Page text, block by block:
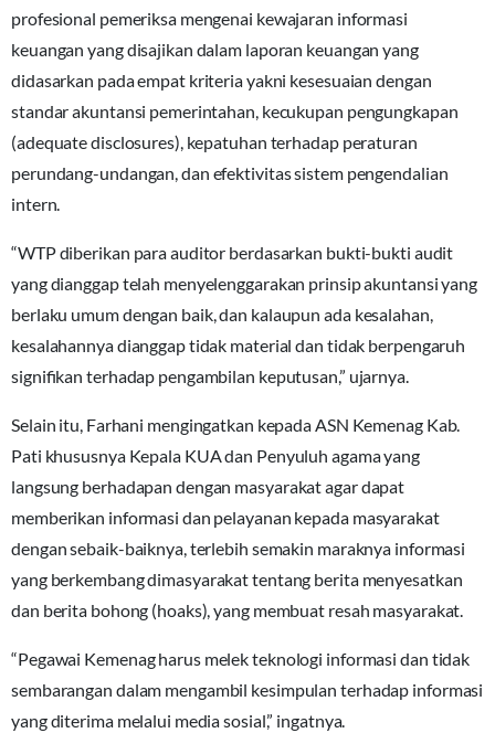
profesional pemeriksa mengenai kewajaran informasi
keuangan yang disajikan dalam laporan keuangan yang
didasarkan pada empat kriteria yakni kesesuaian dengan
standar akuntansi pemerintahan, kecukupan pengungkapan
(adequate disclosures), kepatuhan terhadap peraturan
perundang-undangan, dan efektivitas sistem pengendalian
intern.
“WTP diberikan para auditor berdasarkan bukti-bukti audit
yang dianggap telah menyelenggarakan prinsip akuntansi yang
berlaku umum dengan baik, dan kalaupun ada kesalahan,
kesalahannya dianggap tidak material dan tidak berpengaruh
signifikan terhadap pengambilan keputusan,” ujarnya.
Selain itu, Farhani mengingatkan kepada ASN Kemenag Kab.
Pati khususnya Kepala KUA dan Penyuluh agama yang
langsung berhadapan dengan masyarakat agar dapat
memberikan informasi dan pelayanan kepada masyarakat
dengan sebaik-baiknya, terlebih semakin maraknya informasi
yang berkembang dimasyarakat tentang berita menyesatkan
dan berita bohong (hoaks), yang membuat resah masyarakat.
“Pegawai Kemenag harus melek teknologi informasi dan tidak
sembarangan dalam mengambil kesimpulan terhadap informasi
yang diterima melalui media sosial,” ingatnya.